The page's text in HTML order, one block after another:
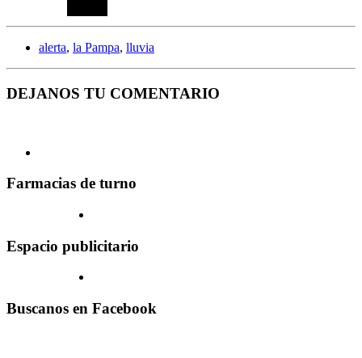
alerta, la Pampa, lluvia
DEJANOS TU COMENTARIO
Farmacias de turno
Espacio publicitario
Buscanos en Facebook